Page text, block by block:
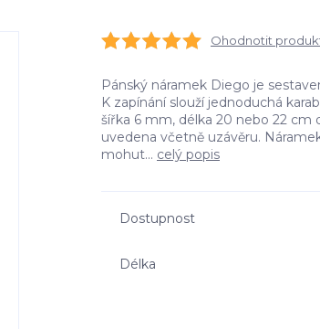
Ohodnotit
Pánský náramek Diego je
K zapínání slouží jednoduchá
šířka 6 mm, délka 20 nebo 22 cm
uvedena včetně uzávěru.
mohut... celý popis
Dostupnost
Délka